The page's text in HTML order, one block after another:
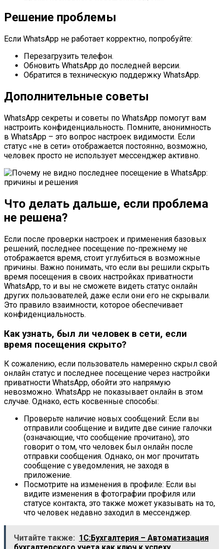
Решение проблемы
Если WhatsApp не работает корректно, попробуйте:
Перезагрузить телефон.
Обновить WhatsApp до последней версии.
Обратится в техническую поддержку WhatsApp.
Дополнительные советы
WhatsApp секреты и советы по WhatsApp помогут вам
настроить конфиденциальность. Помните, анонимность
в WhatsApp – это вопрос настроек видимости. Если
статус «не в сети» отображается постоянно, возможно,
человек просто не использует мессенджер активно.
Что делать дальше, если проблема
не решена?
Если после проверки настроек и применения базовых
решений, последнее посещение по-прежнему не
отображается время, стоит углубиться в возможные
причины. Важно понимать, что если вы решили скрыть
время посещения в своих настройках приватности
WhatsApp, то и вы не сможете видеть статус онлайн
других пользователей, даже если они его не скрывали.
Это правило взаимности, которое обеспечивает
конфиденциальность.
Как узнать, был ли человек в сети, если
время посещения скрыто?
К сожалению, если пользователь намеренно скрыл свой
онлайн статус и последнее посещение через настройки
приватности WhatsApp, обойти это напрямую
невозможно. WhatsApp не показывает онлайн в этом
случае. Однако, есть косвенные способы:
Проверьте наличие новых сообщений: Если вы
отправили сообщение и видите две синие галочки
(означающие, что сообщение прочитано), это
говорит о том, что человек был онлайн после
отправки сообщения. Однако, он мог прочитать
сообщение с уведомления, не заходя в
приложение.
Посмотрите на изменения в профиле: Если вы
видите изменения в фотографии профиля или
статусе контакта, это также может указывать на то,
что человек недавно заходил в мессенджер.
Читайте также: 1С:Бухгалтерия – Автоматизация